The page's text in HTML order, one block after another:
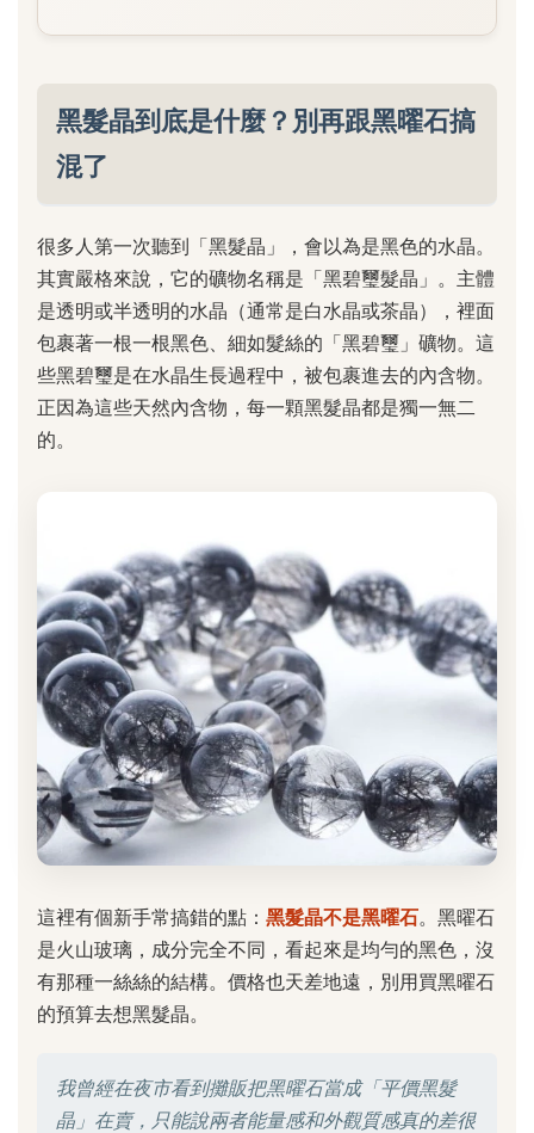
黑髮晶到底是什麼？別再跟黑曜石搞
混了
很多人第一次聽到「黑髮晶」，會以為是黑色的水晶。
其實嚴格來說，它的礦物名稱是「黑碧璽髮晶」。主體
是透明或半透明的水晶（通常是白水晶或茶晶），裡面
包裹著一根一根黑色、細如髮絲的「黑碧璽」礦物。這
些黑碧璽是在水晶生長過程中，被包裹進去的內含物。
正因為這些天然內含物，每一顆黑髮晶都是獨一無二
的。
這裡有個新手常搞錯的點： 黑髮晶不是黑曜石。黑曜石
是火山玻璃，成分完全不同，看起來是均勻的黑色，沒
有那種一絲絲的結構。價格也天差地遠，別用買黑曜石
的預算去想黑髮晶。
我曾經在夜市看到攤販把黑曜石當成「平價黑髮
晶」在賣，只能說兩者能量感和外觀質感真的差很